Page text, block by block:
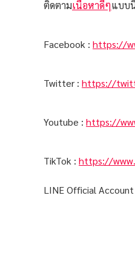
ติดตามเนื้อหาดีๆแบบ
Facebook : https://
Twitter : https://
Youtube : https://
TikTok : https://
LINE Official Account